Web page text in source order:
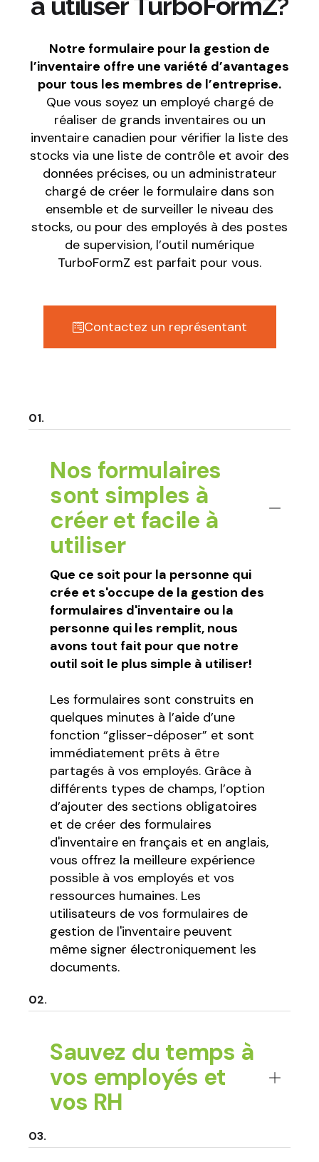
Notre formulaire pour la gestion de
l’inventaire offre une variété d’avantages
pour tous les membres de l’entreprise.
Que vous soyez un employé chargé de
réaliser de grands inventaires ou un
inventaire canadien pour vérifier la liste des
stocks via une liste de contrôle et avoir des
données précises, ou un administrateur
chargé de créer le formulaire dans son
ensemble et de surveiller le niveau des
stocks, ou pour des employés à des postes
de supervision, l’outil numérique
TurboFormZ est parfait pour vous.
Contactez un représentant
Nos formulaires
sont simples à
créer et facile à
utiliser
Que ce soit pour la personne qui
crée et s'occupe de la gestion des
formulaires d'inventaire ou la
personne qui les remplit, nous
avons tout fait pour que notre
outil soit le plus simple à utiliser!
Les formulaires sont construits en
quelques minutes à l’aide d’une
fonction “glisser-déposer” et sont
immédiatement prêts à être
partagés à vos employés. Grâce à
différents types de champs, l’option
d’ajouter des sections obligatoires
et de créer des formulaires
d'inventaire en français et en anglais,
vous offrez la meilleure expérience
possible à vos employés et vos
ressources humaines. Les
utilisateurs de vos formulaires de
gestion de l'inventaire peuvent
même signer électroniquement les
documents.
Sauvez du temps à
vos employés et
vos RH